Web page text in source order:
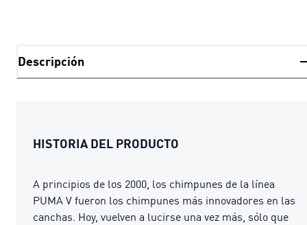
Descripción
HISTORIA DEL PRODUCTO
A principios de los 2000, los chimpunes de la línea
PUMA V fueron los chimpunes más innovadores en las
canchas. Hoy, vuelven a lucirse una vez más, sólo que